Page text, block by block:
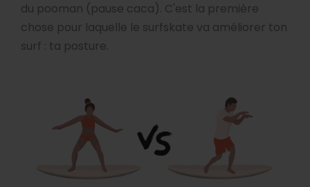
du pooman (pause caca). C'est la première
chose pour laquelle le surfskate va améliorer ton
surf : ta posture.